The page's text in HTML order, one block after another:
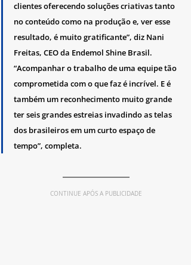
clientes oferecendo soluções criativas tanto
no conteúdo como na produção e, ver esse
resultado, é muito gratificante”, diz Nani
Freitas, CEO da Endemol Shine Brasil.
“Acompanhar o trabalho de uma equipe tão
comprometida com o que faz é incrível. E é
também um reconhecimento muito grande
ter seis grandes estreias invadindo as telas
dos brasileiros em um curto espaço de
tempo”, completa.
CONTINUE APÓS A PUBLICIDADE